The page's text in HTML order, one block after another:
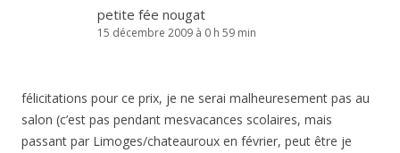
petite fée nougat
15 décembre 2009 à 0 h 59 min
félicitations pour ce prix, je ne serai malheuresement pas au
salon (c’est pas pendant mesvacances scolaires, mais
passant par Limoges/chateauroux en février, peut être je